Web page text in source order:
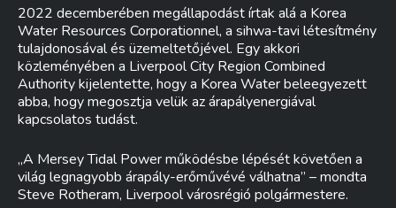
2022 decemberében megállapodást írtak alá a Korea
Water Resources Corporationnel, a sihwa-tavi létesítmény
tulajdonosával és üzemeltetőjével. Egy akkori
közleményében a Liverpool City Region Combined
Authority kijelentette, hogy a Korea Water beleegyezett
abba, hogy megosztja velük az árapályenergiával
kapcsolatos tudást.
„A Mersey Tidal Power működésbe lépését követően a
világ legnagyobb árapály-erőművévé válhatna” – mondta
Steve Rotheram, Liverpool városrégió polgármestere.